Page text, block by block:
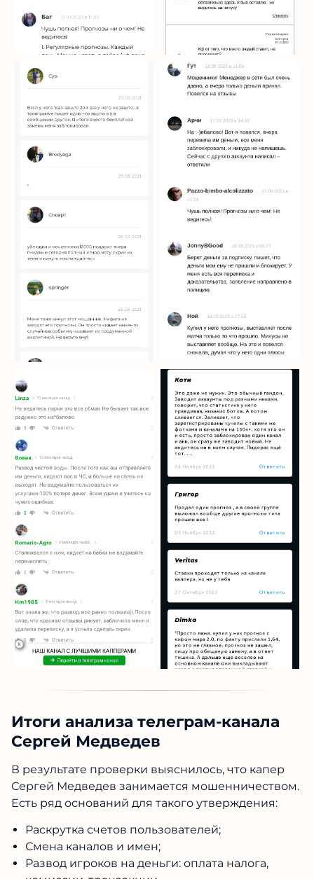
Итоги анализа телеграм-канала
Сергей Медведев
В результате проверки выяснилось, что капер
Сергей Медведев занимается мошенничеством.
Есть ряд оснований для такого утверждения:
Раскрутка счетов пользователей;
Смена каналов и имен;
Развод игроков на деньги: оплата налога,